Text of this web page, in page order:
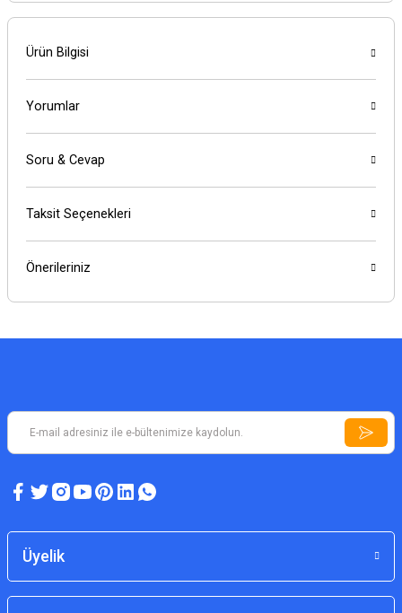
Ürün Bilgisi
Yorumlar
Soru & Cevap
Taksit Seçenekleri
Önerileriniz
Üyelik